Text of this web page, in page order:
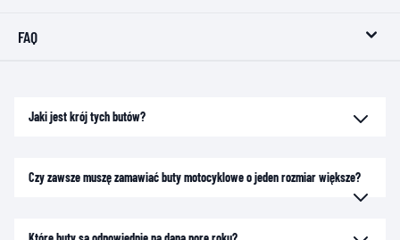
FAQ
Jaki jest krój tych butów?
Czy zawsze muszę zamawiać buty motocyklowe o jeden rozmiar większe?